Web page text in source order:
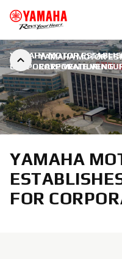
YAMAHA MOTOR
CORPORATE
YAMAHA MOTOR
CORPORATE VENTURING |
YAMAHA
FOR